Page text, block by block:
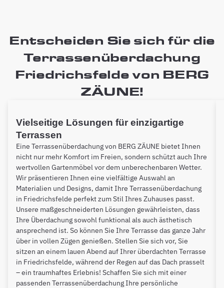
Entscheiden Sie sich für die
Terrassenüberdachung
Friedrichsfelde von BERG
ZÄUNE!
Vielseitige Lösungen für einzigartige
Terrassen
Eine Terrassenüberdachung von BERG ZÄUNE bietet Ihnen
nicht nur mehr Komfort im Freien, sondern schützt auch Ihre
wertvollen Gartenmöbel vor dem unberechenbaren Wetter.
Wir präsentieren Ihnen eine vielfältige Auswahl an
Materialien und Designs, damit Ihre Terrassenüberdachung
in Friedrichsfelde perfekt zum Stil Ihres Zuhauses passt.
Unsere maßgeschneiderten Lösungen gewährleisten, dass
Ihre Überdachung sowohl funktional als auch ästhetisch
ansprechend ist. So können Sie Ihre Terrasse das ganze Jahr
über in vollen Zügen genießen. Stellen Sie sich vor, Sie
sitzen an einem lauen Abend auf Ihrer überdachten Terrasse
in Friedrichsfelde, während der Regen auf das Dach prasselt
– ein traumhaftes Erlebnis! Schaffen Sie sich mit einer
passenden Terrassenüberdachung Ihre persönliche